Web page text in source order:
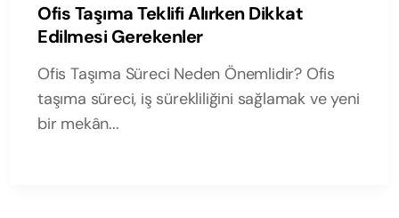
Ofis Taşıma Teklifi Alırken Dikkat
Edilmesi Gerekenler
Ofis Taşıma Süreci Neden Önemlidir? Ofis
taşıma süreci, iş sürekliliğini sağlamak ve yeni
bir mekân...